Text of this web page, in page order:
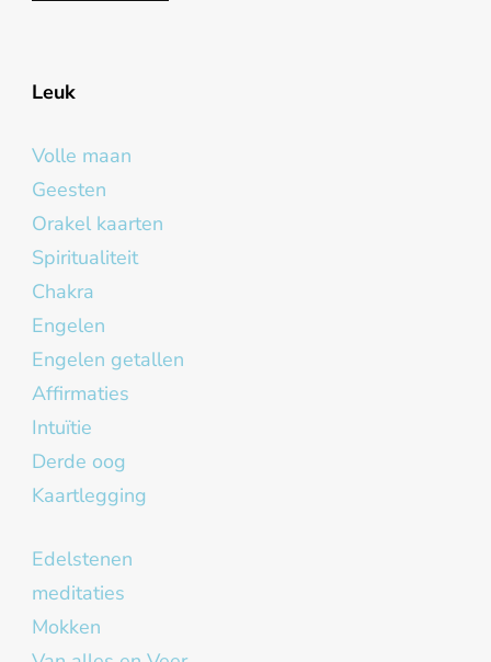
Leuk
Volle maan
Geesten
Orakel kaarten
Spiritualiteit
Chakra
Engelen
Engelen getallen
Affirmaties
Intuïtie
Derde oog
Kaartlegging
Edelstenen
meditaties
Mokken